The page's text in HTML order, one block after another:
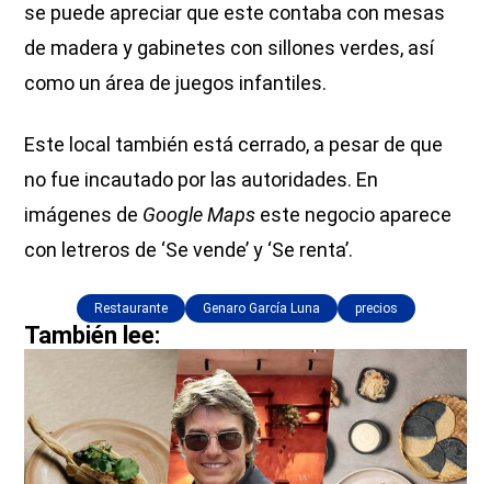
se puede apreciar que este contaba con mesas
de madera y gabinetes con sillones verdes, así
como un área de juegos infantiles.
Este local también está cerrado, a pesar de que
no fue incautado por las autoridades. En
imágenes de Google Maps este negocio aparece
con letreros de ‘Se vende’ y ‘Se renta’.
Restaurante Genaro García Luna precios
También lee: